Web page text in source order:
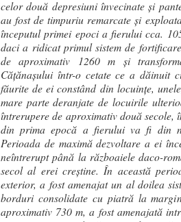
celor două depresiuni învecinate și
au fost de timpuriu remarcate și
începutul primei epoci a fierului cca.
daci a ridicat primul sistem de
de aproximativ 1260 m și
Cățănașului într-o cetate ce a dăinuit
făurite de ei constând din locuințe,
mare parte deranjate de locuirile
întrerupere de aproximativ două
din prima epocă a fierului va fi din
Perioada de maximă dezvoltare a ei
neîntrerupt până la războaiele daco-
secol al erei creștine. În această
exterior, a fost amenajat un al doilea
borduri consolidate cu piatră la
aproximativ 730 m, a fost amenajată